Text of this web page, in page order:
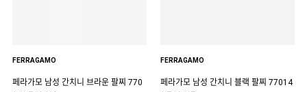
FERRAGAMO
페라가모 남성 간치니 브라운 팔찌 770
FERRAGAMO
페라가모 남성 간치니 블랙 팔찌 77014